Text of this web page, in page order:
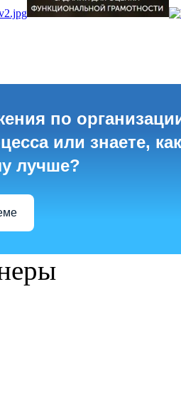
по
или знаете, как
лучше?